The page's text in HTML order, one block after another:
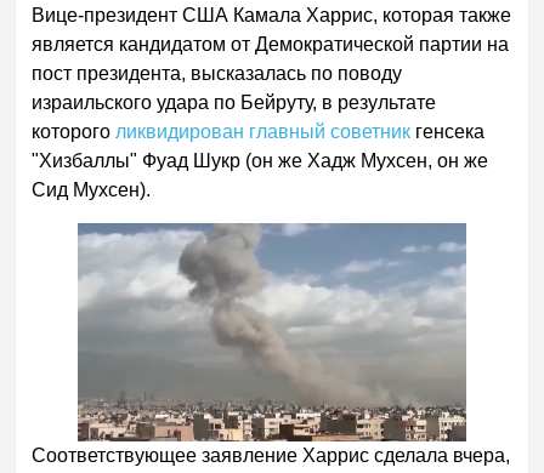
Вице-президент США Камала Харрис, которая также
является кандидатом от Демократической партии на
пост президента, высказалась по поводу
израильского удара по Бейруту, в результате
которого ликвидирован главный советник генсека
"Хизбаллы" Фуад Шукр (он же Хадж Мухсен, он же
Сид Мухсен).
Соответствующее заявление Харрис сделала вчера,